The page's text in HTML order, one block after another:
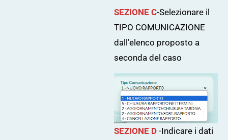
SEZIONE C-Selezionare il
TIPO COMUNICAZIONE
dall’elenco proposto a
seconda del caso
SEZIONE D -Indicare i dati